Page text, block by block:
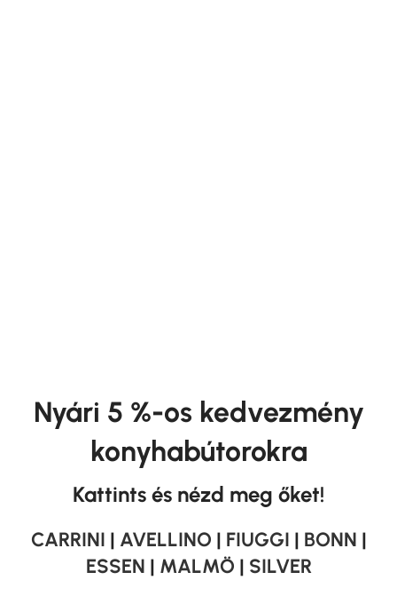
Nyári 5 %-os kedvezmény
konyhabútorokra
Kattints és nézd meg őket!
CARRINI | AVELLINO | FIUGGI | BONN |
ESSEN | MALMÖ | SILVER